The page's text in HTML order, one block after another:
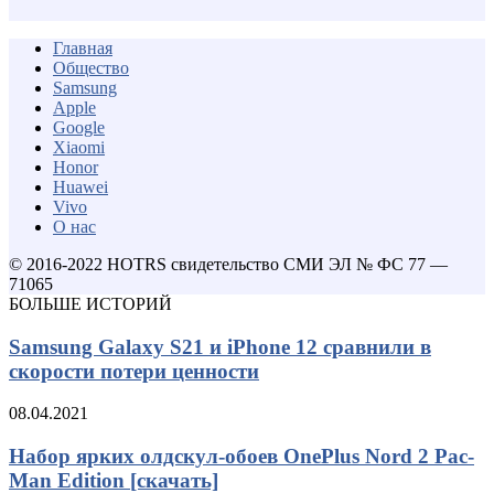
Главная
Общество
Samsung
Apple
Google
Xiaomi
Honor
Huawei
Vivo
О нас
© 2016-2022 HOTRS свидетельство СМИ ЭЛ № ФС 77 —
71065
БОЛЬШЕ ИСТОРИЙ
Samsung Galaxy S21 и iPhone 12 сравнили в
скорости потери ценности
08.04.2021
Набор ярких олдскул-обоев OnePlus Nord 2 Pac-
Man Edition [скачать]